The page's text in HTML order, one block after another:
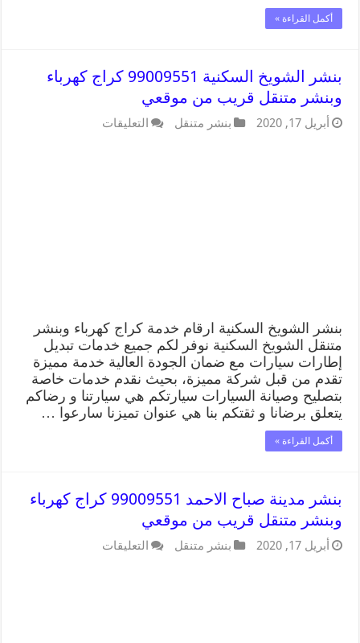
أكمل القراءة »
بنشر الشويخ السكنية 99009551 كراج كهرباء
وبنشر متنقل قريب من موقعي
أبريل 17, 2020 بنشر متنقل التعليقات
بنشر الشويخ السكنية ارقام خدمة كراج كهرباء وبنشر
متنقل الشويخ السكنية نوفر لكم جميع خدمات تبديل
إطارات سيارات مع ضمان الجودة العالية خدمة مميزة
تقدم من قبل شركة مميزة، بحيث نقدم خدمات خاصة
بتصليح وصيانة السيارات سيارتكم هي سيارتنا و رضاكم
يتعلق برضانا و ثقتكم بنا هي عنوان تميزنا سارعوا …
أكمل القراءة »
بنشر مدينة صباح الاحمد 99009551 كراج كهرباء
وبنشر متنقل قريب من موقعي
أبريل 17, 2020 بنشر متنقل التعليقات